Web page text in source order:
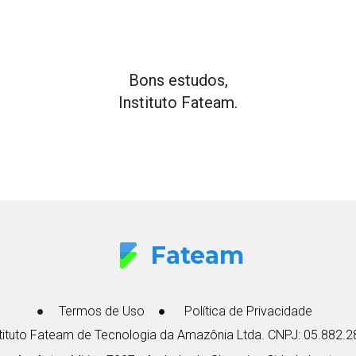
Bons estudos,
Instituto Fateam.
Fateam de Tecnologia da Amazônia Ltda. CNPJ:
Termos de Uso Política de Privacidade
Fateam